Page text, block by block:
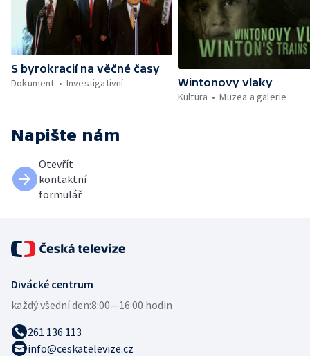
S byrokracií na věčné časy
Dokument
Investigativní
Wintonovy vlaky
Kultura
Muzea a galerie
Napište nám
Otevřít
kontaktní
formulář
Divácké centrum
každý všední den:8:00—16:00 hodin
261 136 113
info@ceskatelevize.cz